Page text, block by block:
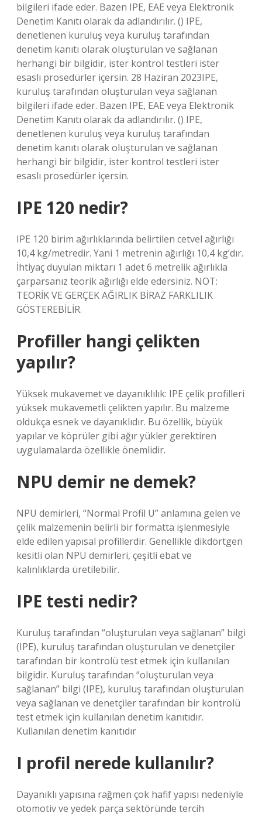
bilgileri ifade eder. Bazen IPE, EAE veya Elektronik
Denetim Kanıtı olarak da adlandırılır. () IPE,
denetlenen kuruluş veya kuruluş tarafından
denetim kanıtı olarak oluşturulan ve sağlanan
herhangi bir bilgidir, ister kontrol testleri ister
esaslı prosedürler içersin. 28 Haziran 2023IPE,
kuruluş tarafından oluşturulan veya sağlanan
bilgileri ifade eder. Bazen IPE, EAE veya Elektronik
Denetim Kanıtı olarak da adlandırılır. () IPE,
denetlenen kuruluş veya kuruluş tarafından
denetim kanıtı olarak oluşturulan ve sağlanan
herhangi bir bilgidir, ister kontrol testleri ister
esaslı prosedürler içersin.
IPE 120 nedir?
IPE 120 birim ağırlıklarında belirtilen cetvel ağırlığı
10,4 kg/metredir. Yani 1 metrenin ağırlığı 10,4 kg’dır.
İhtiyaç duyulan miktarı 1 adet 6 metrelik ağırlıkla
çarparsanız teorik ağırlığı elde edersiniz. NOT:
TEORİK VE GERÇEK AĞIRLIK BİRAZ FARKLILIK
GÖSTEREBİLİR.
Profiller hangi çelikten
yapılır?
Yüksek mukavemet ve dayanıklılık: IPE çelik profilleri
yüksek mukavemetli çelikten yapılır. Bu malzeme
oldukça esnek ve dayanıklıdır. Bu özellik, büyük
yapılar ve köprüler gibi ağır yükler gerektiren
uygulamalarda özellikle önemlidir.
NPU demir ne demek?
NPU demirleri, “Normal Profil U” anlamına gelen ve
çelik malzemenin belirli bir formatta işlenmesiyle
elde edilen yapısal profillerdir. Genellikle dikdörtgen
kesitli olan NPU demirleri, çeşitli ebat ve
kalınlıklarda üretilebilir.
IPE testi nedir?
Kuruluş tarafından “oluşturulan veya sağlanan” bilgi
(IPE), kuruluş tarafından oluşturulan ve denetçiler
tarafından bir kontrolü test etmek için kullanılan
bilgidir. Kuruluş tarafından “oluşturulan veya
sağlanan” bilgi (IPE), kuruluş tarafından oluşturulan
veya sağlanan ve denetçiler tarafından bir kontrolü
test etmek için kullanılan denetim kanıtıdır.
Kullanılan denetim kanıtıdır
I profil nerede kullanılır?
Dayanıklı yapısına rağmen çok hafif yapısı nedeniyle
otomotiv ve yedek parça sektöründe tercih